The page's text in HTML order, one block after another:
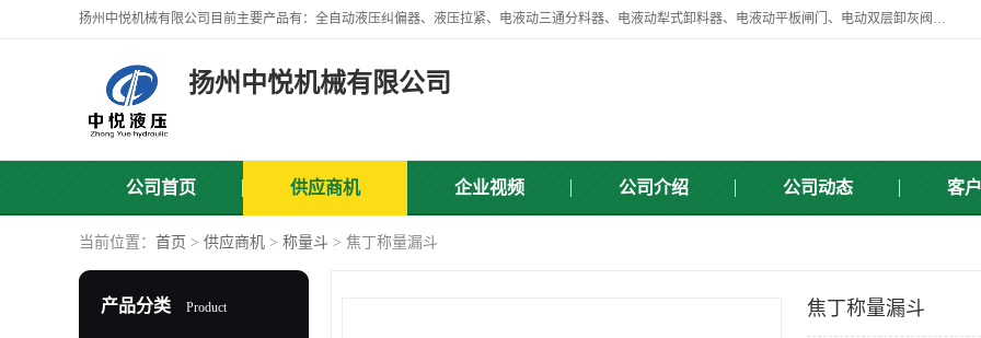
扬州中悦机械有限公司目前主要产品有：全自动液压纠偏器、液压拉紧、电液动三通分料器、电液动犁式卸料器、电液动平板闸门、电动双层卸灰阀、标准件、紧固件、液压泵站、新型电液推杆、皮带全自动液压调正器等，以及除尘通风类百余种产品系列。产品广泛适用于矿山、电力、煤矿、冶金、交通、化工、水利等行业。
扬州中悦机械有限公司
公司首页 供应商机 企业视频 公司介绍 公司动态 客
当前位置： 首页 > 供应商机 > 称量斗 > 焦丁称量漏斗
产品分类 Product 焦丁称量漏斗